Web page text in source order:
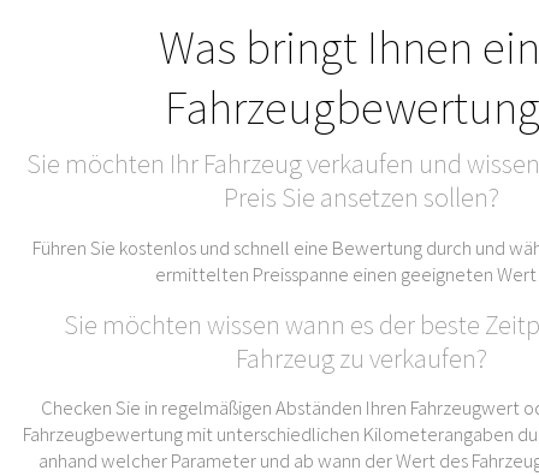
Was bringt Ihnen
Sie möchten Ihr Fahrzeug verkaufen und
Preis Sie ansetzen sollen?
Führen Sie kostenlos und schnell eine Bewertung durch und
ermittelten Preisspanne einen geeigneten Wert
Sie möchten wissen wann es der beste
Fahrzeug zu verkaufen?
Checken Sie in regelmäßigen Abständen Ihren Fahrzeugwert
Fahrzeugbewertung mit unterschiedlichen Kilometerangaben
anhand welcher Parameter und ab wann der Wert des